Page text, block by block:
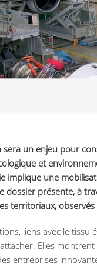
sera un enjeu pour
et
implique une
dossier présente, à
territoriaux,
liens avec le
Elles
entreprises